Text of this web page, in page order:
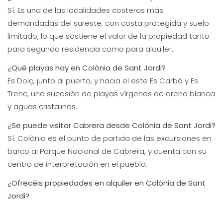
Sí. Es una de las localidades costeras más
demandadas del sureste, con costa protegida y suelo
limitado, lo que sostiene el valor de la propiedad tanto
para segunda residencia como para alquiler.
¿Qué playas hay en Colònia de Sant Jordi?
Es Dolç, junto al puerto, y hacia el este Es Carbó y Es
Trenc, una sucesión de playas vírgenes de arena blanca
y aguas cristalinas.
¿Se puede visitar Cabrera desde Colònia de Sant Jordi?
Sí. Colònia es el punto de partida de las excursiones en
barco al Parque Nacional de Cabrera, y cuenta con su
centro de interpretación en el pueblo.
¿Ofrecéis propiedades en alquiler en Colònia de Sant
Jordi?